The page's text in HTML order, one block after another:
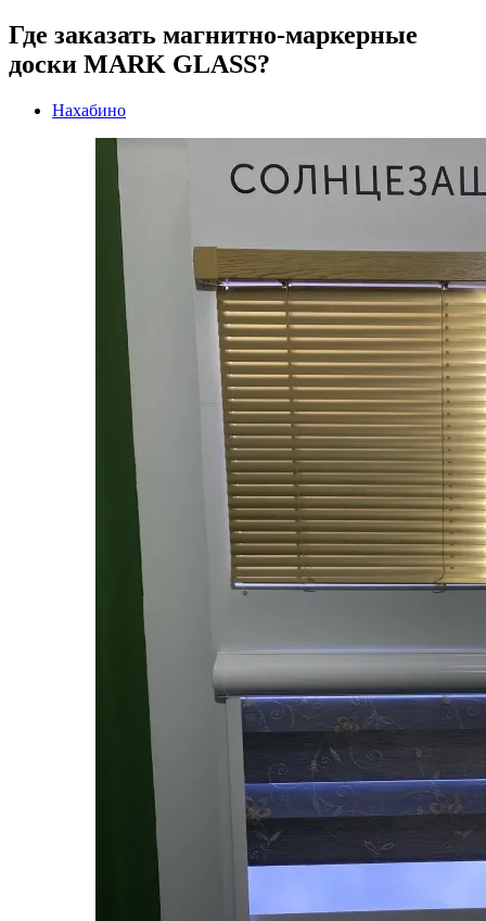
Где заказать магнитно-маркерные
доски MARK GLASS?
Нахабино